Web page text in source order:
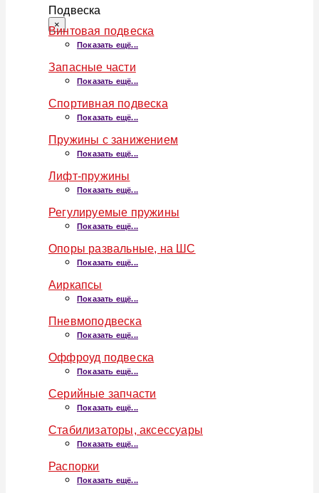
Подвеска
×
Винтовая подвеска
Показать ещё...
Запасные части
Показать ещё...
Спортивная подвеска
Показать ещё...
Пружины с занижением
Показать ещё...
Лифт-пружины
Показать ещё...
Регулируемые пружины
Показать ещё...
Опоры развальные, на ШС
Показать ещё...
Аиркапсы
Показать ещё...
Пневмоподвеска
Показать ещё...
Оффроуд подвеска
Показать ещё...
Серийные запчасти
Показать ещё...
Стабилизаторы, аксессуары
Показать ещё...
Распорки
Показать ещё...